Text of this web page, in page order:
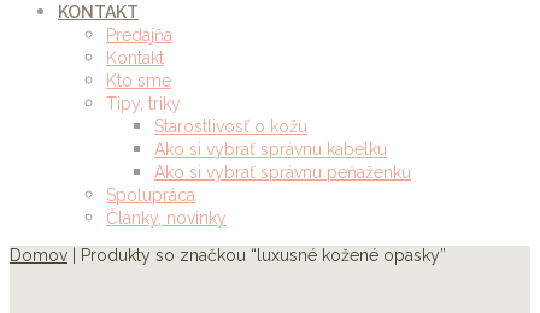
KONTAKT
Predajňa
Kontakt
Kto sme
Tipy, triky
Starostlivosť o kožu
Ako si vybrať správnu kabelku
Ako si vybrať správnu peňaženku
Spolupráca
Články, novinky
Domov | Produkty so značkou “luxusné kožené opasky”